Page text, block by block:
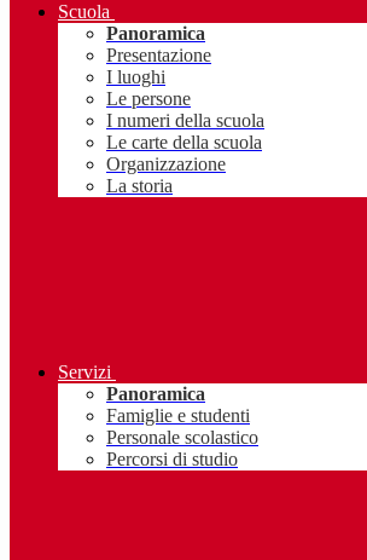
Scuola
Panoramica
Presentazione
I luoghi
Le persone
I numeri della scuola
Le carte della scuola
Organizzazione
La storia
Servizi
Panoramica
Famiglie e studenti
Personale scolastico
Percorsi di studio